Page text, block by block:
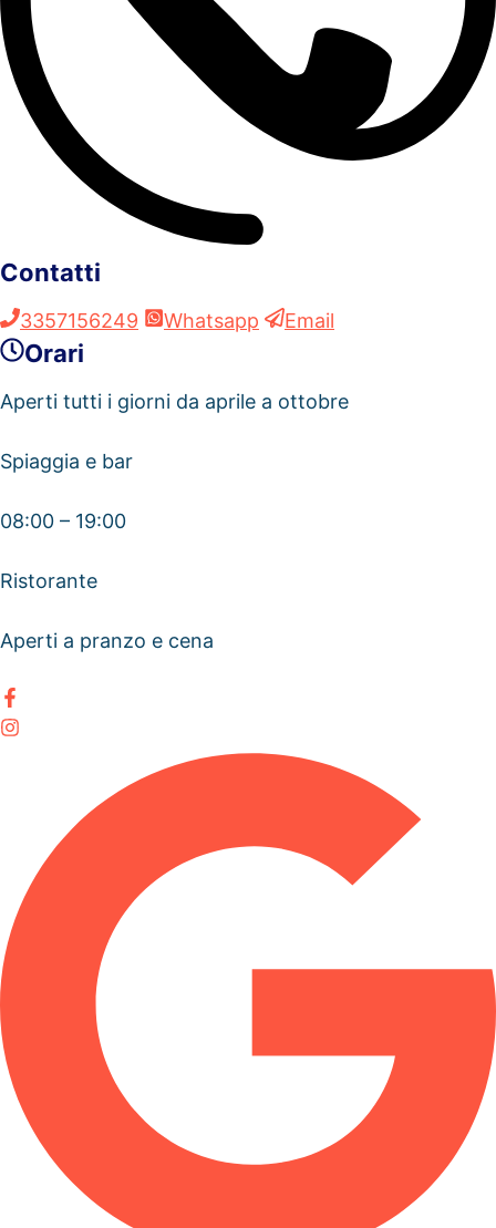
Contatti
3357156249 Whatsapp Email
Orari
Aperti tutti i giorni da aprile a ottobre
Spiaggia e bar
08:00 – 19:00
Ristorante
Aperti a pranzo e cena